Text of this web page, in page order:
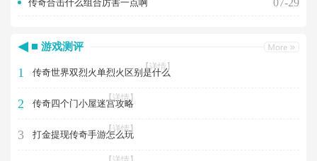
传奇合击什么组合厉害一点啊 07-29
游戏测评
1 传奇世界双烈火单烈火区别是什么
【详情】
2 传奇四个门小屋迷宫攻略
【详情】
3 打金提现传奇手游怎么玩
【详情】